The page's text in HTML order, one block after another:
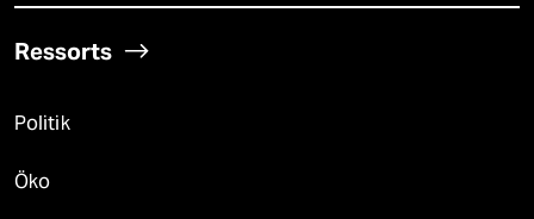
Ressorts
Politik
Öko